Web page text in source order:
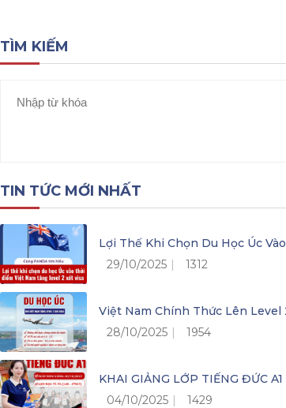
TÌM KIẾM
TIN TỨC MỚI NHẤT
Lợi Thế Khi Chọn Du Học Úc
29/10/2025
1312
Việt Nam Chính Thức Lên Level
28/10/2025
1954
KHAI GIẢNG LỚP TIẾNG ĐỨC
04/10/2025
1429